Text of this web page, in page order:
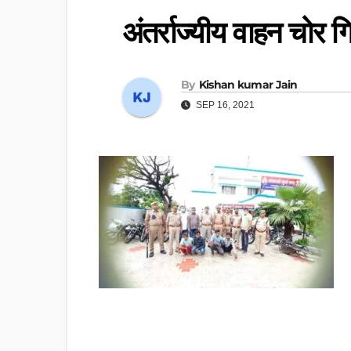
अंतर्राज्यीय वाहन चोर
By Kishan kumar Jain
SEP 16, 2021